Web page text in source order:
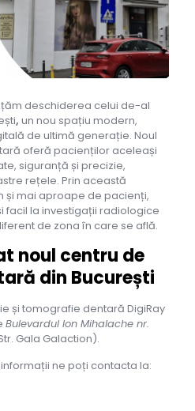
deschiderea celui de-al
, un nou spațiu modern,
de ultimă generație. Noul
oferă pacienților aceleași
siguranță și precizie,
rețele. Prin această
și mai aproape de pacienți,
facil la investigații radiologice
de zona în care se află.
noul centru de
din București
și tomografie dentară DigiRay
Bulevardul Ion Mihalache nr.
Gala Galaction).
ne poți contacta la: